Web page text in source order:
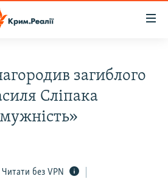
загиблого
Сліпака
Читати без VPN